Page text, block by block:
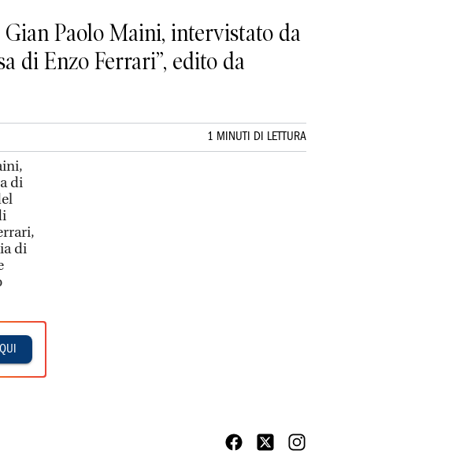
Paolo Maini, intervistato da
di Enzo Ferrari”, edito da
1 MINUTI DI LETTURA
di
di